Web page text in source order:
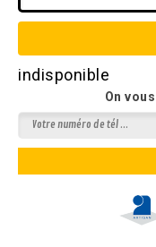
indisponible
On